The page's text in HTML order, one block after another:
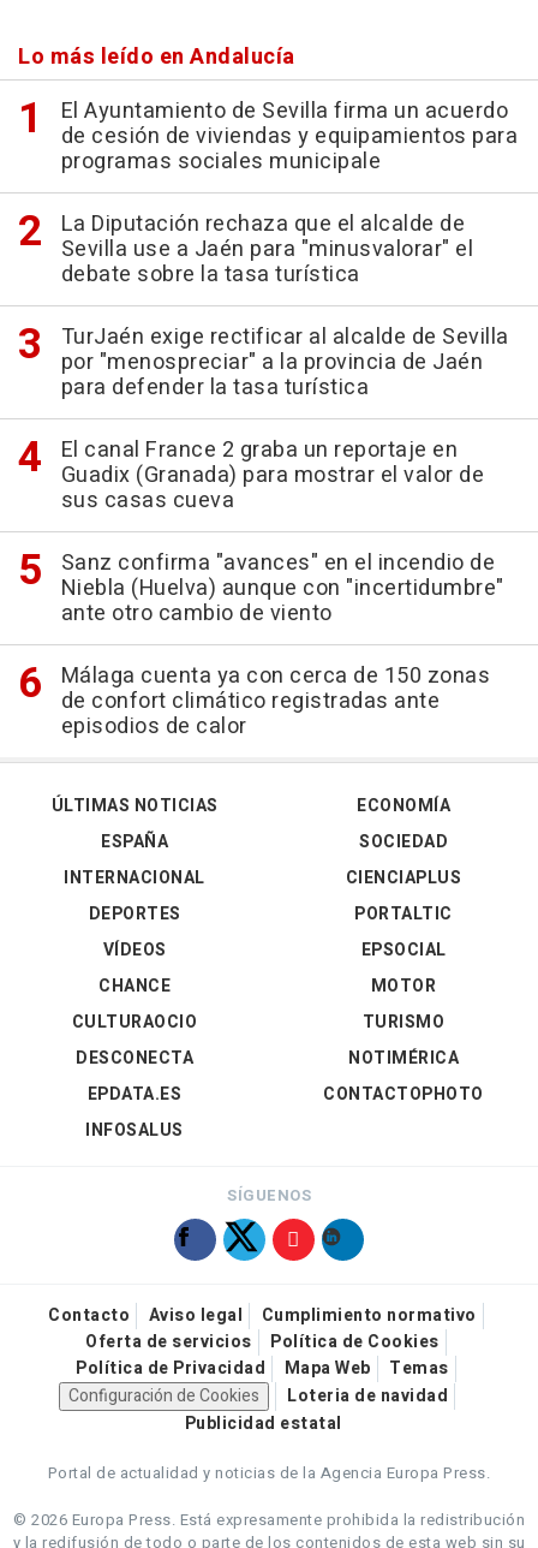
Lo más leído en Andalucía
El Ayuntamiento de Sevilla firma un acuerdo
de cesión de viviendas y equipamientos para
programas sociales municipale
La Diputación rechaza que el alcalde de
Sevilla use a Jaén para "minusvalorar" el
debate sobre la tasa turística
TurJaén exige rectificar al alcalde de Sevilla
por "menospreciar" a la provincia de Jaén
para defender la tasa turística
El canal France 2 graba un reportaje en
Guadix (Granada) para mostrar el valor de
sus casas cueva
Sanz confirma "avances" en el incendio de
Niebla (Huelva) aunque con "incertidumbre"
ante otro cambio de viento
Málaga cuenta ya con cerca de 150 zonas
de confort climático registradas ante
episodios de calor
ÚLTIMAS NOTICIAS
ESPAÑA
INTERNACIONAL
DEPORTES
VÍDEOS
ECONOMÍA
SOCIEDAD
CIENCIAPLUS
PORTALTIC
EPSOCIAL
CHANCE
CULTURAOCIO
DESCONECTA
EPDATA.ES
INFOSALUS
MOTOR
TURISMO
NOTIMÉRICA
CONTACTOPHOTO
SÍGUENOS
Contacto Aviso legal
Cumplimiento normativo
Oferta de servicios
Política de Cookies
Política de Privacidad
Mapa Web
Temas
Configuración de Cookies
Loteria de navidad
Publicidad estatal
Portal de actualidad y noticias de la Agencia Europa Press.
© 2026 Europa Press. Está expresamente prohibida la redistribución
y la redifusión de todo o parte de los contenidos de esta web sin su